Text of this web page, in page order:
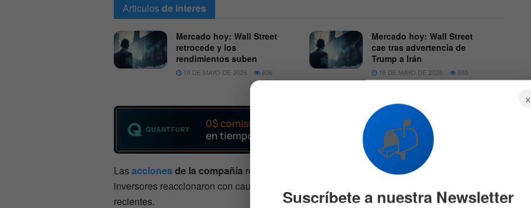
Articulosde interes
Mercado hoy: Wall Street
retrocede y los
rendimientos suben
19 DE MAYO DE 2026 606
Mercado hoy: Wall Street
cae tras advertencia de
Trump a Irán
18 DE MAYO DE 2026 685
Lasacciones de la compañía registraron un ligero avance previo a la apertura. Los
inversores reaccionaron con cautela ante la publicación de los resultados trimestrales
recientes.
×
📬
Suscríbete a nuestra Newsletter